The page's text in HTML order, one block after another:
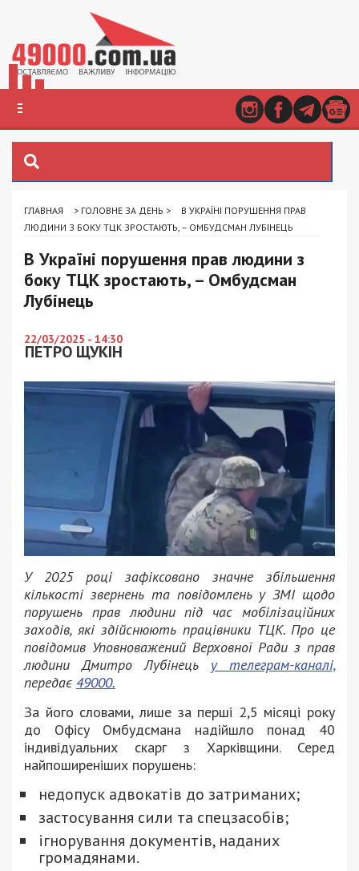
ГЛАВНАЯ > ГОЛОВНЕ ЗА ДЕНЬ >
В УКРАЇНІ ПОРУШЕННЯ ПРАВ
ЛЮДИНИ З БОКУ ТЦК ЗРОСТАЮТЬ, – ОМБУДСМАН ЛУБІНЕЦЬ
В Україні порушення прав людини з
боку ТЦК зростають, – Омбудсман
Лубінець
22/03/2025 - 14:30
ПЕТРО ЩУКІН
У 2025 році зафіксовано значне збільшення
кількості звернень та повідомлень у ЗМІ щодо
порушень прав людини під час мобілізаційних
заходів, які здійснюють працівники ТЦК. Про це
повідомив Уповноважений Верховної Ради з прав
людини Дмитро Лубінець у телеграм-каналі,
передає 49000.
За його словами, лише за перші 2,5 місяці року
до Офісу Омбудсмана надійшло понад 40
індивідуальних скарг з Харківщини. Серед
найпоширеніших порушень:
недопуск адвокатів до затриманих;
застосування сили та спецзасобів;
ігнорування документів, наданих
громадянами.